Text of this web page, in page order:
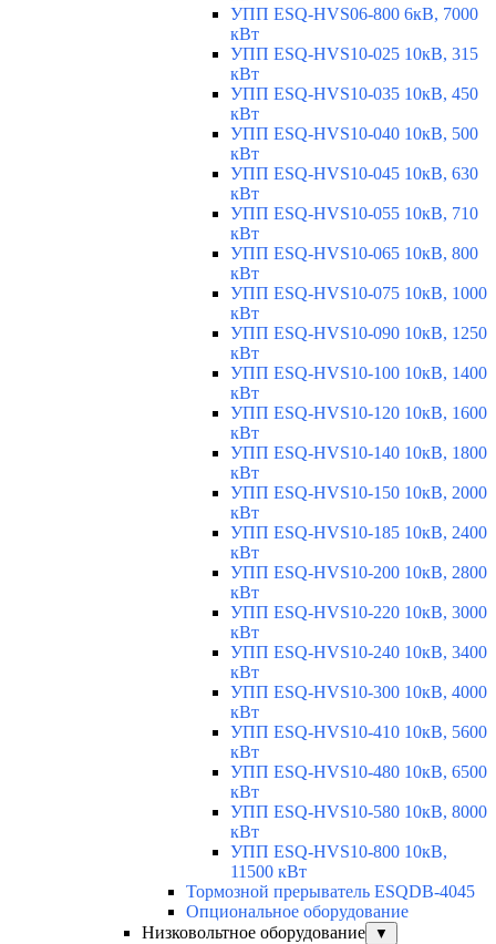
УПП ESQ-HVS06-800 6кВ, 7000
кВт
УПП ESQ-HVS10-025 10кВ, 315
кВт
УПП ESQ-HVS10-035 10кВ, 450
кВт
УПП ESQ-HVS10-040 10кВ, 500
кВт
УПП ESQ-HVS10-045 10кВ, 630
кВт
УПП ESQ-HVS10-055 10кВ, 710
кВт
УПП ESQ-HVS10-065 10кВ, 800
кВт
УПП ESQ-HVS10-075 10кВ, 1000
кВт
УПП ESQ-HVS10-090 10кВ, 1250
кВт
УПП ESQ-HVS10-100 10кВ, 1400
кВт
УПП ESQ-HVS10-120 10кВ, 1600
кВт
УПП ESQ-HVS10-140 10кВ, 1800
кВт
УПП ESQ-HVS10-150 10кВ, 2000
кВт
УПП ESQ-HVS10-185 10кВ, 2400
кВт
УПП ESQ-HVS10-200 10кВ, 2800
кВт
УПП ESQ-HVS10-220 10кВ, 3000
кВт
УПП ESQ-HVS10-240 10кВ, 3400
кВт
УПП ESQ-HVS10-300 10кВ, 4000
кВт
УПП ESQ-HVS10-410 10кВ, 5600
кВт
УПП ESQ-HVS10-480 10кВ, 6500
кВт
УПП ESQ-HVS10-580 10кВ, 8000
кВт
УПП ESQ-HVS10-800 10кВ,
11500 кВт
Тормозной прерыватель ESQDB-4045
Опциональное оборудование
Низковольтное оборудование
▼